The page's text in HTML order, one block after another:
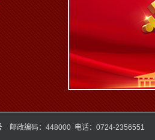
邮政编码：448000 电话：0724-2356551